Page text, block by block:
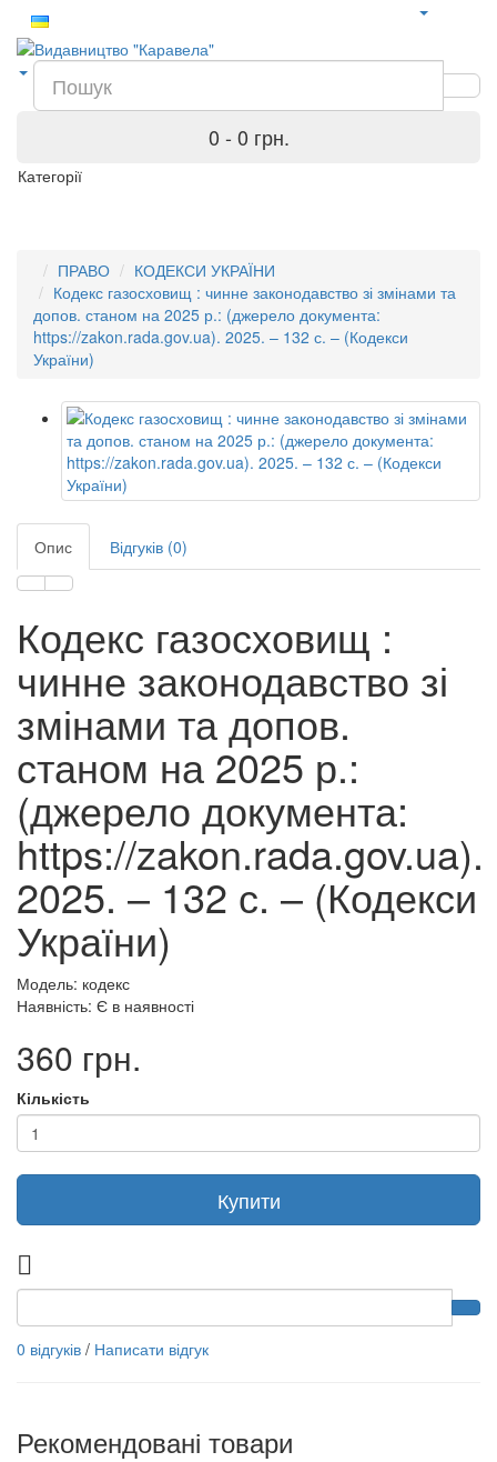
0 - 0 грн.
Категорії
ПРАВО
КОДЕКСИ УКРАЇНИ
Кодекс газосховищ : чинне законодавство зі змінами та
допов. станом на 2025 р.: (джерело документа:
https://zakon.rada.gov.ua). 2025. – 132 с. – (Кодекси
України)
Опис Відгуків (0)
Кодекс газосховищ :
чинне законодавство зі
змінами та допов.
станом на 2025 р.:
(джерело документа:
https://zakon.rada.gov.ua).
2025. – 132 с. – (Кодекси
України)
Модель: кодекс
Наявність: Є в наявності
360 грн.
Кількість
Купити
0 відгуків / Написати відгук
Рекомендовані товари